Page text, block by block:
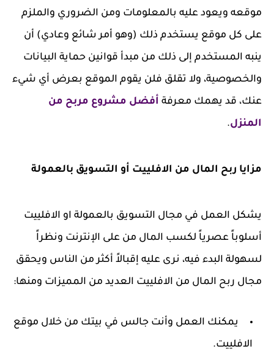
موقعه ويعود عليه بالمعلومات ومن الضروري والملزم
على كل موقع يستخدم ذلك (وهو أمر شائع وعادي) أن
ينبه المستخدم إلى ذلك من مبدأ قوانين حماية البيانات
والخصوصية، ولا تقلق فلن يقوم الموقع بعرض أي شيء
عنك، قد يهمك معرفة أفضل مشروع مربح من
المنزل.
مزايا ربح المال من الافلييت أو التسويق بالعمولة
يشكل العمل في مجال التسويق بالعمولة او الافلييت
أسلوباً عصرياً لكسب المال من على الإنترنت ونظراً
لسهولة البدء فيه، نرى عليه إقبالاً أكثر من الناس ويحقق
مجال ربح المال من الافلييت العديد من المميزات ومنها:
يمكنك العمل وأنت جالس في بيتك من خلال موقع
الافلييت.